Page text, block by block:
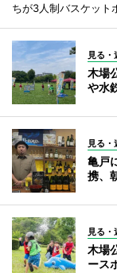
ちが3人制バスケット
見る・
木場
や水
見る・
亀戸
携、
見る・
木場
ース